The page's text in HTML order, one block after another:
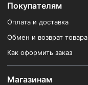
Покупателям
Оплата и доставка
Обмен и возврат товара
Как оформить заказ
Магазинам